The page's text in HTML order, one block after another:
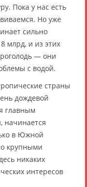
Пока у нас есть
Но уже
сильно
млрд, и из этих
— они
с водой.
страны
дождевой
главным
начинается
в Южной
крупными
никаких
интересов